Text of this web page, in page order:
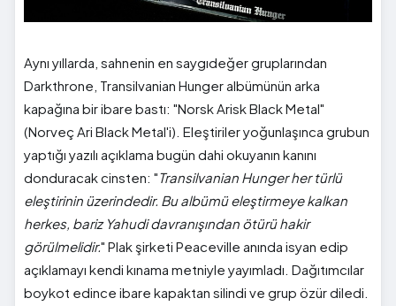
Aynı yıllarda, sahnenin en saygıdeğer gruplarından
Darkthrone, Transilvanian Hunger albümünün arka
kapağına bir ibare bastı: "Norsk Arisk Black Metal"
(Norveç Ari Black Metal'i). Eleştiriler yoğunlaşınca grubun
yaptığı yazılı açıklama bugün dahi okuyanın kanını
donduracak cinsten: "Transilvanian Hunger her türlü
eleştirinin üzerindedir. Bu albümü eleştirmeye kalkan
herkes, bariz Yahudi davranışından ötürü hakir
görülmelidir." Plak şirketi Peaceville anında isyan edip
açıklamayı kendi kınama metniyle yayımladı. Dağıtımcılar
boykot edince ibare kapaktan silindi ve grup özür diledi.